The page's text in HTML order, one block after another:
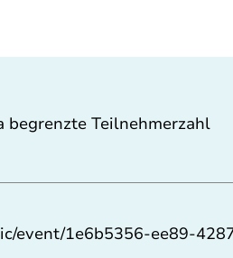
Teilnehmerzahl
event/1e6b5356-ee89-